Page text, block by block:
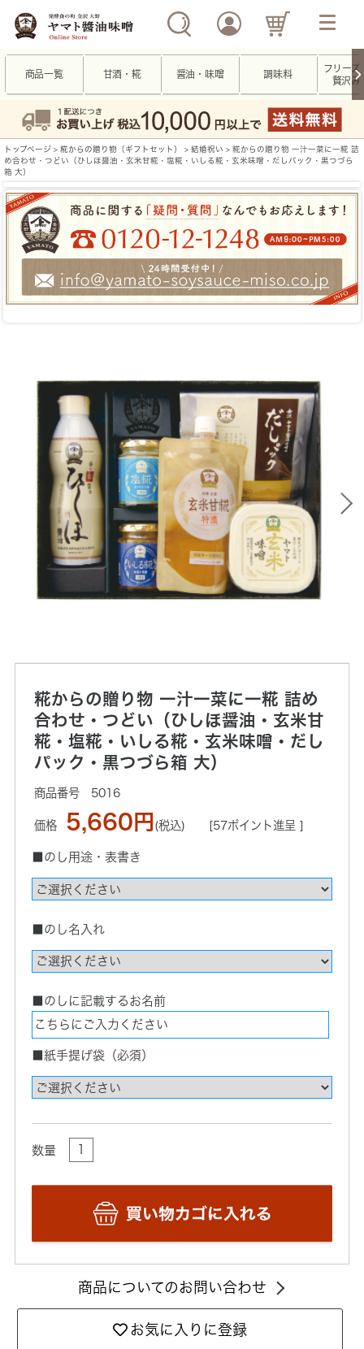
商品一覧 甘酒・糀 醤油・味噌 調味料
フリーズ
贅沢み
トップページ > 糀からの贈り物（ギフトセット） > 結婚祝い > 糀からの贈り物 一汁一菜に一糀 詰
め合わせ・つどい（ひしほ醤油・玄米甘糀・塩糀・いしる糀・玄米味噌・だしパック・黒つづら
箱 大）
糀からの贈り物 一汁一菜に一糀 詰め
合わせ・つどい（ひしほ醤油・玄米甘
糀・塩糀・いしる糀・玄米味噌・だし
パック・黒つづら箱 大）
5016
価格 5,660円 (税込) [57ポイント進呈 ]
■のし用途・表書き
■のし名入れ
■のしに記載するお名前
■紙手提げ袋（必須）
数量
商品についてのお問い合わせ
お気に入りに登録